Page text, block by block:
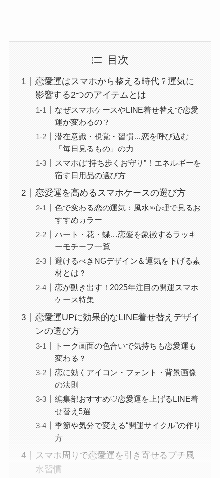
目次
恋愛運はスマホから整える時代？運気に
影響する2つのアイテムとは
なぜスマホケースやLINE着せ替えで恋愛
運が変わるの？
潜在意識・視覚・習慣…恋を呼び込む
「毎日見るもの」の力
スマホは“持ち歩くお守り”！エネルギーを
宿す日用品の選び方
恋愛運を高めるスマホケースの選び方
色で変わる恋の運気：風水×心理で見るお
すすめカラー
ハート・花・蝶…恋愛を象徴するラッキ
ーモチーフ一覧
避けるべきNGデザイン＆運気を下げる素
材とは？
恋が動き出す！2025年注目の開運スマホ
ケース特集
恋愛運UPに効果的なLINE着せ替えデザイ
ンの選び方
トーク画面の色合いで気持ちも恋愛運も
変わる？
恋に効くアイコン・フォント・背景画像
の法則
編集部おすすめ♡恋愛運を上げるLINE着
せ替え5選
季節や気分で変える“開運サイクル”の作り
方
スマホ周りで恋愛運を引き寄せるプチ風
水習慣